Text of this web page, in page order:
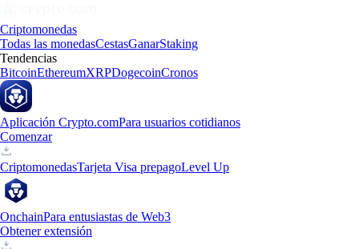
Criptomonedas
Todas las monedasCestasGanarStaking
Tendencias
BitcoinEthereumXRPDogecoinCronos
Aplicación Crypto.comPara usuarios cotidianos
Comenzar
CriptomonedasTarjeta Visa prepagoLevel Up
OnchainPara entusiastas de Web3
Obtener extensión